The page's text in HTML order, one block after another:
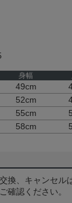
身幅
49cm
52cm
55cm
58cm
換、キャンセル
確認ください。